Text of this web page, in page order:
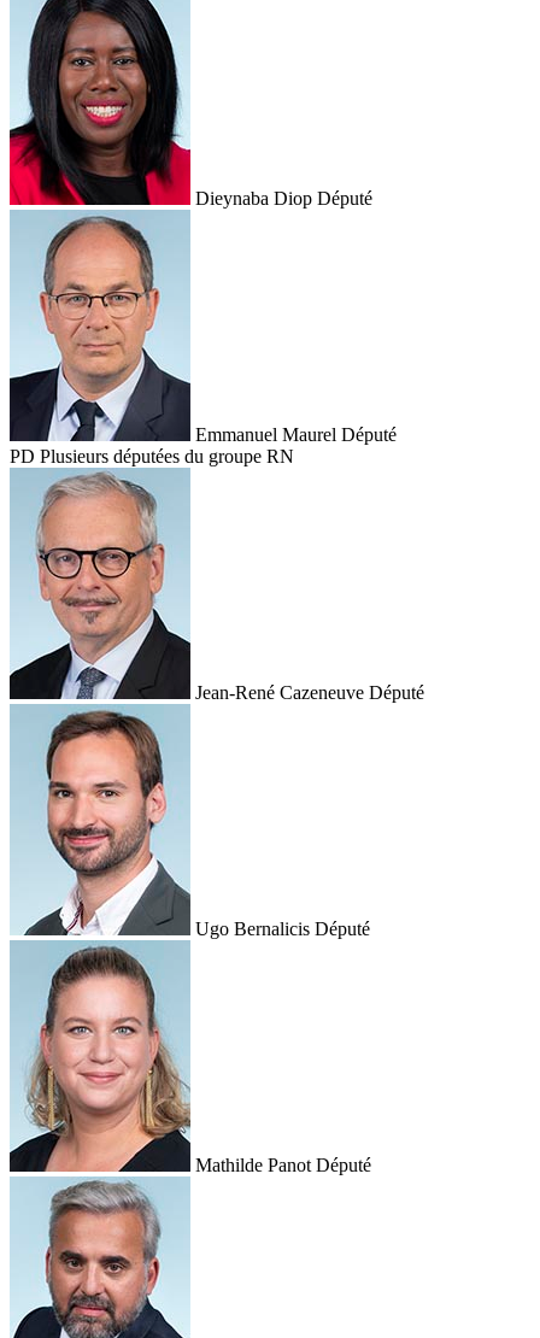
Dieynaba Diop Député
Emmanuel Maurel Député
PD Plusieurs députées du groupe RN
Jean-René Cazeneuve Député
Ugo Bernalicis Député
Mathilde Panot Député